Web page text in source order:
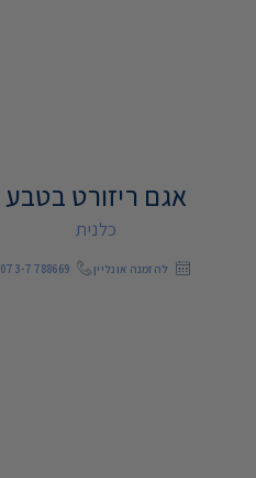
אגם ריזורט בטבע
כלנית
להזמנה אונליין 073-7788669